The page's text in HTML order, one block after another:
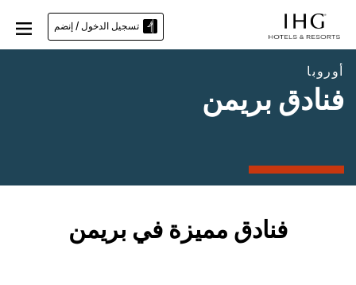
تسجيل الدخول / إنضم
أوروبا
فنادق بريمن
فنادق مميزة في بريمن